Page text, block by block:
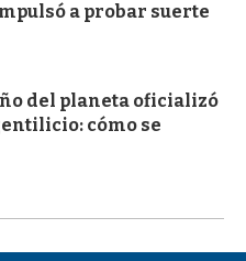
a probar suerte
del planeta oficializó
cómo se